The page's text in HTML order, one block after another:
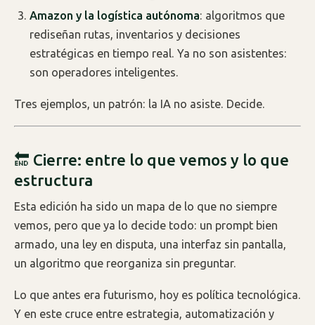
Amazon y la logística autónoma: algoritmos que
rediseñan rutas, inventarios y decisiones
estratégicas en tiempo real. Ya no son asistentes:
son operadores inteligentes.
Tres ejemplos, un patrón: la IA no asiste. Decide.
🔚 Cierre: entre lo que vemos y lo que
estructura
Esta edición ha sido un mapa de lo que no siempre
vemos, pero que ya lo decide todo: un prompt bien
armado, una ley en disputa, una interfaz sin pantalla,
un algoritmo que reorganiza sin preguntar.
Lo que antes era futurismo, hoy es política tecnológica.
Y en este cruce entre estrategia, automatización y